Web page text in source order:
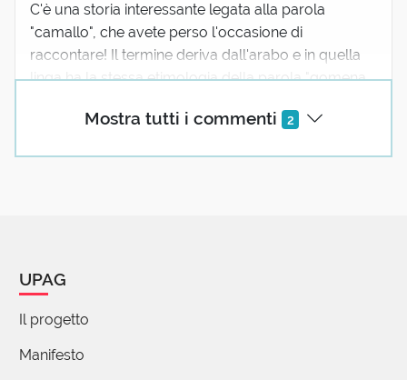
Mostra tutti i commenti 2
C'è una storia interessante legata alla parola
"camallo", che avete perso l'occasione di
raccontare! Il termine deriva dall'arabo e in quella
linga ha la stessa etimologia della parola "gomena,
parola per cammello!
UPAG
Il progetto
Manifesto